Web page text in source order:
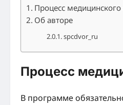
Процесс медицинского
Об авторе
spcdvor_ru
Процесс
В программе